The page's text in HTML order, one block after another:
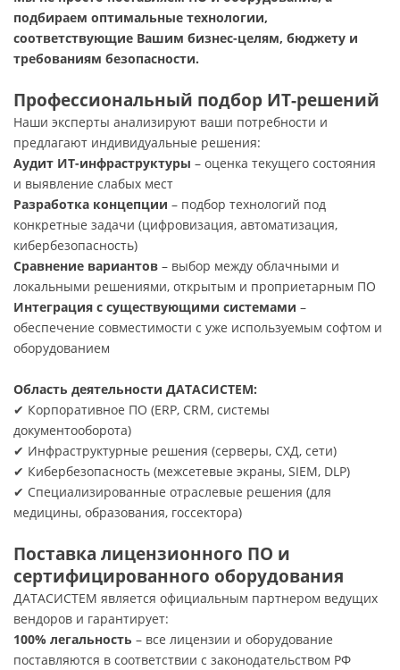
подбираем оптимальные технологии,
соответствующие Вашим бизнес-целям, бюджету и
требованиям безопасности.
Профессиональный подбор ИТ-решений
Наши эксперты анализируют ваши потребности и
предлагают индивидуальные решения:
Аудит ИТ-инфраструктуры – оценка текущего состояния
и выявление слабых мест
Разработка концепции – подбор технологий под
конкретные задачи (цифровизация, автоматизация,
кибербезопасность)
Сравнение вариантов – выбор между облачными и
локальными решениями, открытым и проприетарным ПО
Интеграция с существующими системами –
обеспечение совместимости с уже используемым софтом и
оборудованием
Область деятельности ДАТАСИСТЕМ:
✔ Корпоративное ПО (ERP, CRM, системы
документооборота)
✔ Инфраструктурные решения (серверы, СХД, сети)
✔ Кибербезопасность (межсетевые экраны, SIEM, DLP)
✔ Специализированные отраслевые решения (для
медицины, образования, госсектора)
Поставка лицензионного ПО и
сертифицированного оборудования
ДАТАСИСТЕМ является официальным партнером ведущих
вендоров и гарантирует:
100% легальность – все лицензии и оборудование
поставляются в соответствии с законодательством РФ